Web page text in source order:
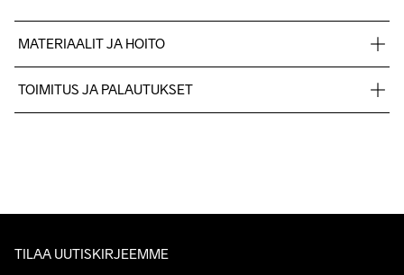
MATERIAALIT JA HOITO
elastaani
TOIMITUS JA PALAUTUKSET
kysymyksiisi.
TILAA UUTISKIRJEEMME